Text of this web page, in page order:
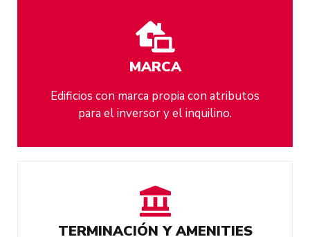
MARCA
Edificios con marca propia con atributos
para el inversor y el inquilino.
TERMINACIÓN Y AMENITIES